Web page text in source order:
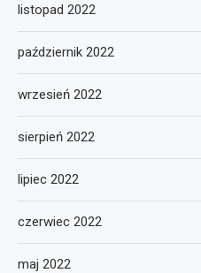
listopad 2022
październik 2022
wrzesień 2022
sierpień 2022
lipiec 2022
czerwiec 2022
maj 2022